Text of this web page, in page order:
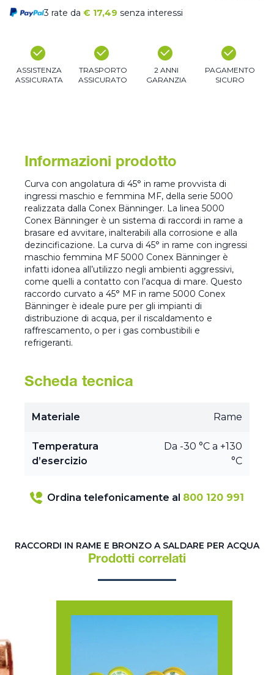
3 rate da € 17,49 senza interessi
ASSISTENZA
ASSICURATA
TRASPORTO
ASSICURATO
2 ANNI
GARANZIA
PAGAMENTO
SICURO
Informazioni prodotto
Curva con angolatura di 45° in rame provvista di
ingressi maschio e femmina MF, della serie 5000
realizzata dalla Conex Bänninger. La linea 5000
Conex Bänninger è un sistema di raccordi in rame a
brasare ed avvitare, inalterabili alla corrosione e alla
dezincificazione. La curva di 45° in rame con ingressi
maschio femmina MF 5000 Conex Bänninger è
infatti idonea all’utilizzo negli ambienti aggressivi,
come quelli a contatto con l’acqua di mare. Questo
raccordo curvato a 45° MF in rame 5000 Conex
Bänninger è ideale pure per gli impianti di
distribuzione di acqua, per il riscaldamento e
raffrescamento, o per i gas combustibili e
refrigeranti.
Scheda tecnica
Materiale Rame
Temperatura
d’esercizio
Da -30 °C a +130
°C
Ordina telefonicamente al 800 120 991
RACCORDI IN RAME E BRONZO A SALDARE PER ACQUA
Prodotti correlati